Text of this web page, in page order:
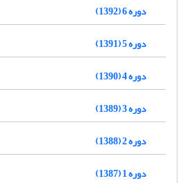
دوره 6 (1392)
دوره 5 (1391)
دوره 4 (1390)
دوره 3 (1389)
دوره 2 (1388)
دوره 1 (1387)